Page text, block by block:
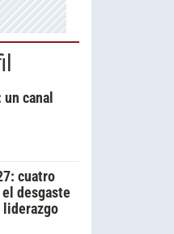
canal
cuatro
desgaste